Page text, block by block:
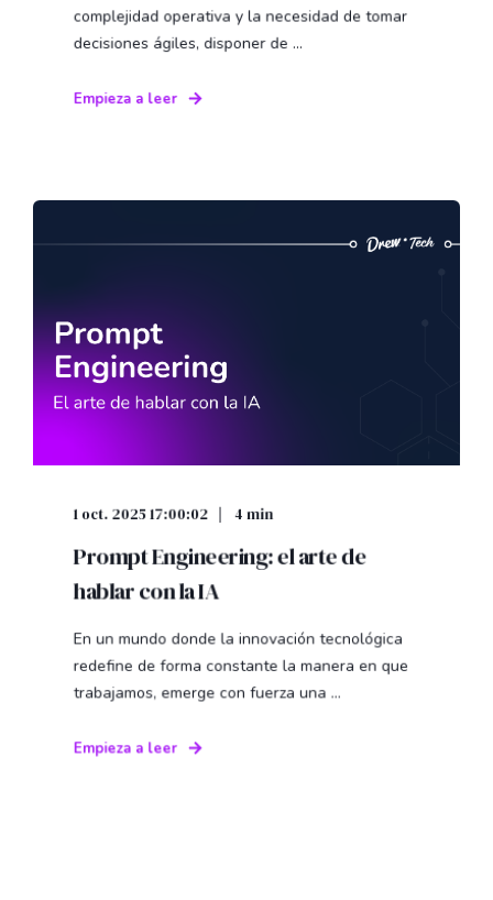
complejidad operativa y la necesidad de tomar
decisiones ágiles, disponer de ...
Empieza a leer
1 oct. 2025 17:00:02 4 min
Prompt Engineering: el arte de
hablar con la IA
En un mundo donde la innovación tecnológica
redefine de forma constante la manera en que
trabajamos, emerge con fuerza una ...
Empieza a leer